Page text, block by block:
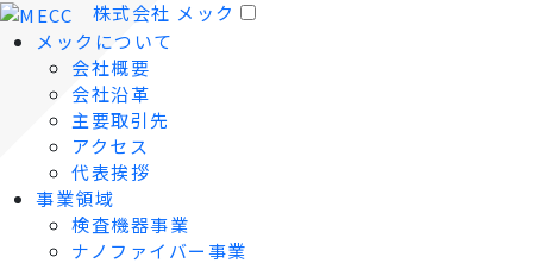
株式会社 メック
メックについて
会社概要
会社沿革
主要取引先
アクセス
代表挨拶
事業領域
検査機器事業
ナノファイバー事業